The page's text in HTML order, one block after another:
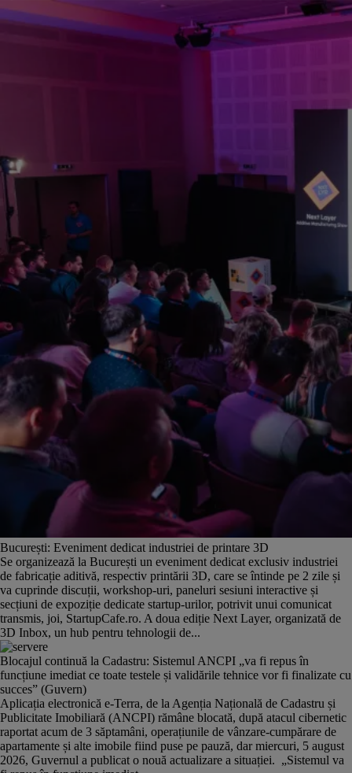
București: Eveniment dedicat industriei de printare 3D
Se organizează la București un eveniment dedicat exclusiv industriei
de fabricație aditivă, respectiv printării 3D, care se întinde pe 2 zile și
va cuprinde discuții, workshop-uri, paneluri sesiuni interactive și
secțiuni de expoziție dedicate startup-urilor, potrivit unui comunicat
transmis, joi, StartupCafe.ro. A doua ediție Next Layer, organizată de
3D Inbox, un hub pentru tehnologii de...
Blocajul continuă la Cadastru: Sistemul ANCPI „va fi repus în
funcțiune imediat ce toate testele și validările tehnice vor fi finalizate cu
succes” (Guvern)
Aplicația electronică e-Terra, de la Agenția Națională de Cadastru și
Publicitate Imobiliară (ANCPI) rămâne blocată, după atacul cibernetic
raportat acum de 3 săptamâni, operațiunile de vânzare-cumpărare de
apartamente și alte imobile fiind puse pe pauză, dar miercuri, 5 august
2026, Guvernul a publicat o nouă actualizare a situației. „Sistemul va